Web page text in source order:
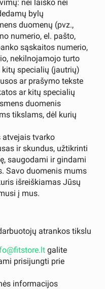
nei laiško nei
bylų
duomenų (pvz.,
numerio, el. pašto,
sąskaitos numerio,
nekilnojamojo turto
specialių (jautrių)
ar prašymo tekste
ar kitų specialių
duomenis
tikslams, dėl kurių
atvejais tvarko
ir skundus, užtikrinti
saugodami ir gindami
Savo duomenis mums
išreiškiamas Jūsų
į mus.
atrankos tikslu
galite
prisijungti prie
informacijos